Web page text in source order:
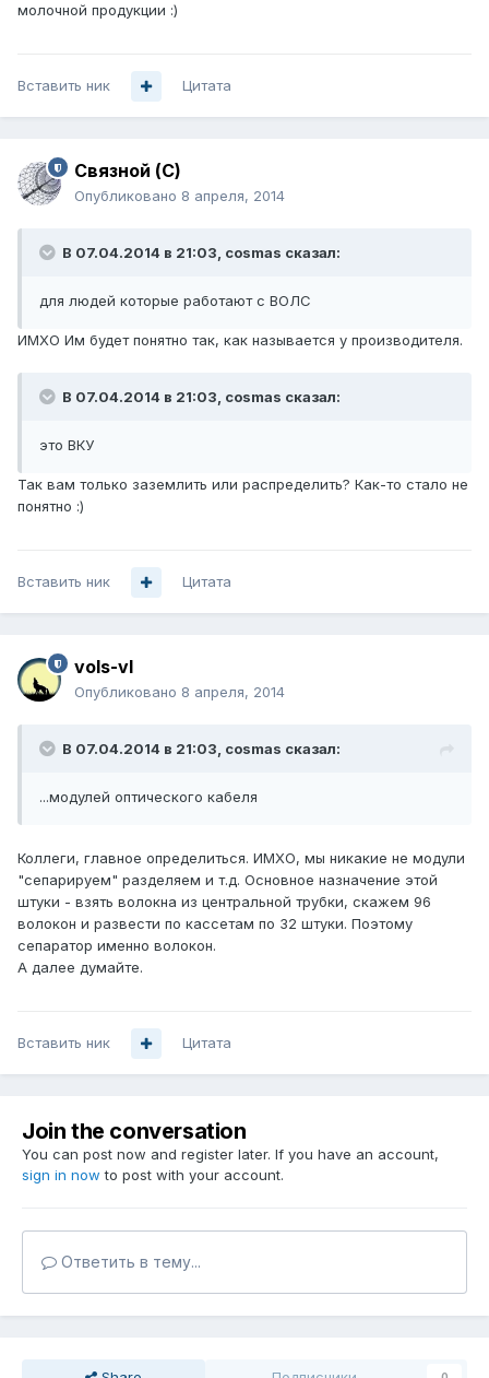
молочной продукции :)
Вставить ник Цитата
Связной (С)
Опубликовано 8 апреля, 2014
В 07.04.2014 в 21:03, cosmas сказал:
для людей которые работают с ВОЛС
ИМХО Им будет понятно так, как называется у производителя.
В 07.04.2014 в 21:03, cosmas сказал:
это ВКУ
Так вам только заземлить или распределить? Как-то стало не
понятно :)
Вставить ник Цитата
vols-vl
Опубликовано 8 апреля, 2014
В 07.04.2014 в 21:03, cosmas сказал:
...модулей оптического кабеля
Коллеги, главное определиться. ИМХО, мы никакие не модули
"сепарируем" разделяем и т.д. Основное назначение этой
штуки - взять волокна из центральной трубки, скажем 96
волокон и развести по кассетам по 32 штуки. Поэтому
сепаратор именно волокон.
А далее думайте.
Вставить ник Цитата
Join the conversation
You can post now and register later. If you have an account,
sign in now to post with your account.
Ответить в тему...